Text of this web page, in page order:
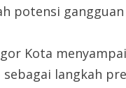
potensi
Kota
langkah